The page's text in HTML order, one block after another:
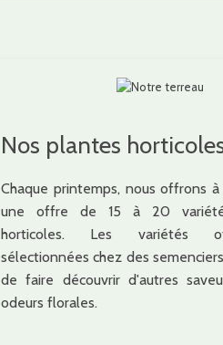
Nos plantes
Chaque printemps, nous offrons
une offre de 15 à 20
horticoles. Les variétés
sélectionnées chez des
de faire découvrir d'autres
odeurs florales.